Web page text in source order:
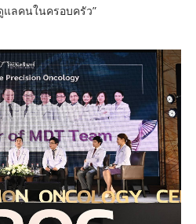
แลคนในครอบครัว”